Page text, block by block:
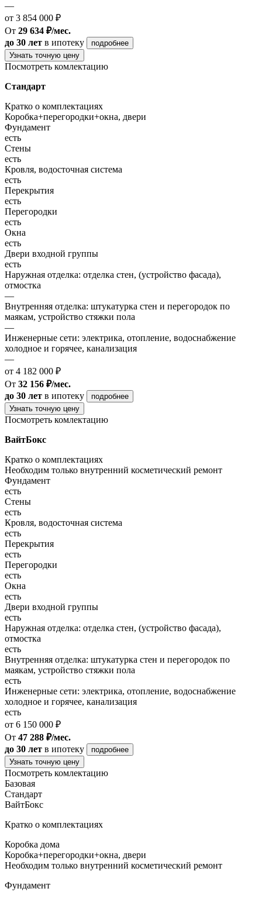
—
от 3 854 000 ₽
От 29 634 ₽/мес.
до 30 лет в ипотеку
подробнее
Узнать точную цену
Посмотреть комлектацию
Стандарт
Кратко о комплектациях
Коробка+перегородки+окна, двери
Фундамент
есть
Стены
есть
Кровля, водосточная система
есть
Перекрытия
есть
Перегородки
есть
Окна
есть
Двери входной группы
есть
Наружная отделка: отделка стен, (устройство фасада),
отмостка
—
Внутренняя отделка: штукатурка стен и перегородок по
маякам, устройство стяжки пола
—
Инженерные сети: электрика, отопление, водоснабжение
холодное и горячее, канализация
—
от 4 182 000 ₽
От 32 156 ₽/мес.
до 30 лет в ипотеку
подробнее
Узнать точную цену
Посмотреть комлектацию
ВайтБокс
Кратко о комплектациях
Необходим только внутренний косметический ремонт
Фундамент
есть
Стены
есть
Кровля, водосточная система
есть
Перекрытия
есть
Перегородки
есть
Окна
есть
Двери входной группы
есть
Наружная отделка: отделка стен, (устройство фасада),
отмостка
есть
Внутренняя отделка: штукатурка стен и перегородок по
маякам, устройство стяжки пола
есть
Инженерные сети: электрика, отопление, водоснабжение
холодное и горячее, канализация
есть
от 6 150 000 ₽
От 47 288 ₽/мес.
до 30 лет в ипотеку
подробнее
Узнать точную цену
Посмотреть комлектацию
Базовая
Стандарт
ВайтБокс
Кратко о комплектациях
Коробка дома
Коробка+перегородки+окна, двери
Необходим только внутренний косметический ремонт
Фундамент